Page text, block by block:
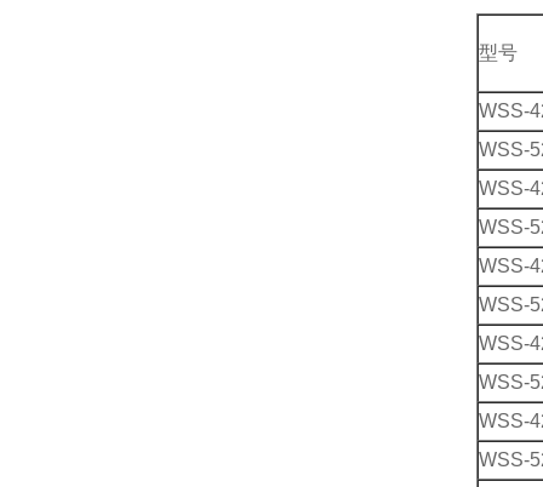
型号
WSS-
WSS-
WSS-
WSS-
WSS-
WSS-
WSS-
WSS-
WSS-
WSS-